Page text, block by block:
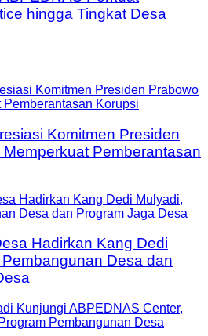
hingga Tingkat Desa
Komitmen Presiden
Pemberantasan
Hadirkan Kang Dedi
Desa dan